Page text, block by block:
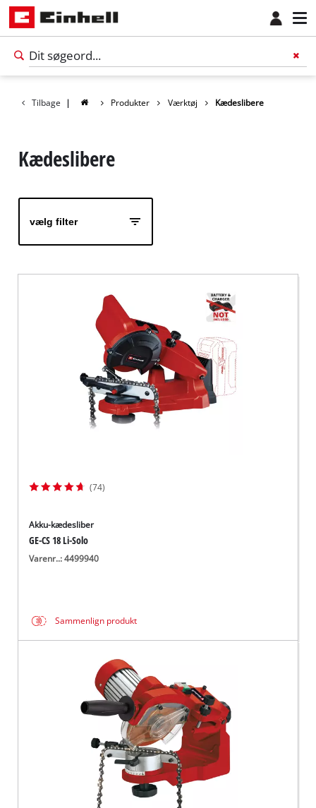
Tilbage | Produkter Værktøj Kædeslibere
Kædeslibere
vælg filter
(74)
Akku-kædesliber
GE-CS 18 Li-Solo
Varenr..: 4499940
Sammenlign produkt